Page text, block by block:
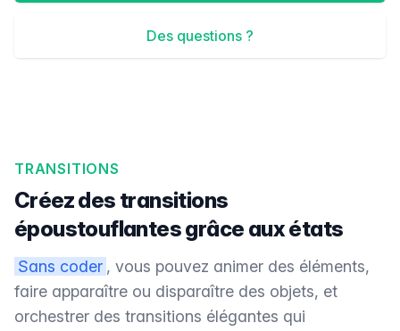
Des questions ?
TRANSITIONS
Créez des transitions
époustouflantes grâce aux états
Sans coder , vous pouvez animer des éléments,
faire apparaître ou disparaître des objets, et
orchestrer des transitions élégantes qui